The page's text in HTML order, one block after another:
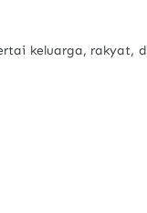
keluarga, rakyat,